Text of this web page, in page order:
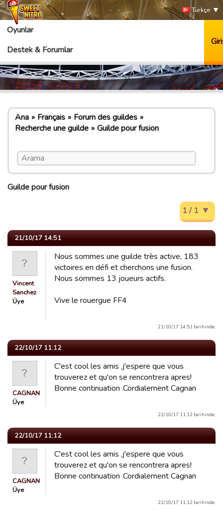
Türkçe
Oyunlar
Destek & Forumlar
Ana Français
Forum des guildes
Recherche une guilde
Guilde pour fusion
Guilde pour fusion
1 / 1
21/10/17 14:51
Vincent
Sanchez
Üye
Nous sommes une guilde très active, 183
victoires en défi et cherchons une fusion.
Nous sommes 13 joueurs actifs.
Vive le rouergue FF4
21/10/17 14:51 tarihinde.
22/10/17 11:12
CAGNAN
Üye
C'est cool les amis ,j'espere que vous
trouverez et qu'on se rencontrera apres!
Bonne continuation .Cordialement Cagnan
22/10/17 11:12 tarihinde.
22/10/17 11:12
CAGNAN
Üye
C'est cool les amis ,j'espere que vous
trouverez et qu'on se rencontrera apres!
Bonne continuation .Cordialement Cagnan
22/10/17 11:12 tarihinde.